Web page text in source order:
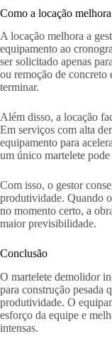
Como a locação
A locação melhora a
equipamento ao
ser solicitado apenas
ou remoção de concreto
terminar.
Além disso, a locação
Em serviços com alta
equipamento para
um único martelete
Com isso, o gestor
produtividade. Quando
no momento certo, a
maior previsibilidade.
Conclusão
O martelete demolidor
para construção pesada
produtividade. O
esforço da equipe e
intensas.